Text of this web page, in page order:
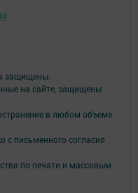
защищены.
на сайте, защищены
в любом объеме
с письменного согласия
по печати и массовым